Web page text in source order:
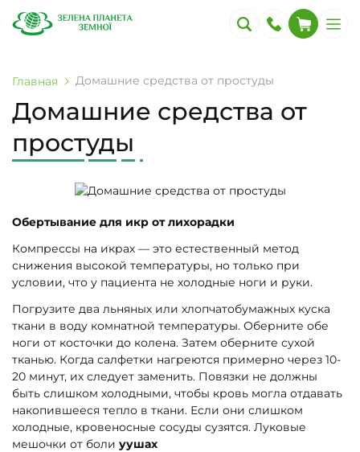
Главная Домашние средства от простуды
Домашние средства от
простуды
Обертывание для икр от лихорадки
Компрессы на икрах — это естественный метод
снижения высокой температуры, но только при
условии, что у пациента не холодные ноги и руки.
Погрузите два льняных или хлопчатобумажных куска
ткани в воду комнатной температуры. Оберните обе
ноги от косточки до колена. Затем оберните сухой
тканью. Когда салфетки нагреются примерно через 10-
20 минут, их следует заменить. Повязки не должны
быть слишком холодными, чтобы кровь могла отдавать
накопившееся тепло в ткани. Если они слишком
холодные, кровеносные сосуды сузятся. Луковые
мешочки от боли уушах